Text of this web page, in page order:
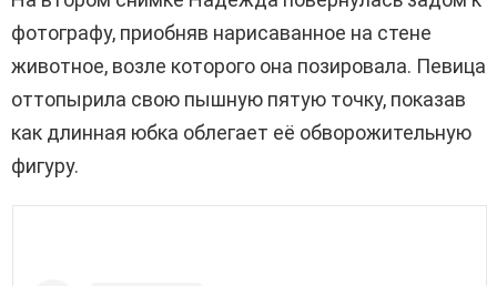
фотографу, приобняв нарисаванное на стене
животное, возле которого она позировала. Певица
оттопырила свою пышную пятую точку, показав
как длинная юбка облегает её обворожительную
фигуру.